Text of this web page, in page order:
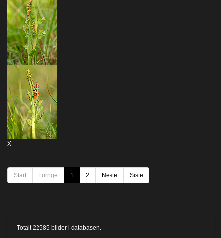
X
Start Forrige 1 2 Neste Siste
Totalt 22585 bilder i databasen.